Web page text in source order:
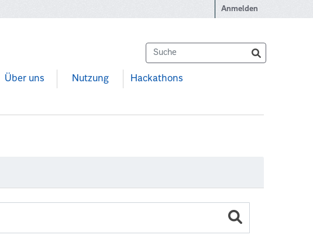
Anmelden
Über uns Nutzung Hackathons